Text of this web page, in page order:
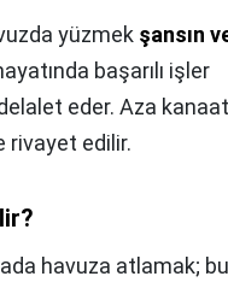
yüzmek şansın
başarılı işler
eder. Aza kanaat
rivayet edilir.
havuza atlamak; bu